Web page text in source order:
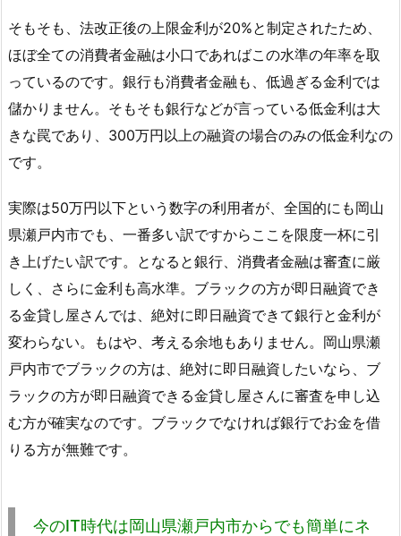
そもそも、法改正後の上限金利が20%と制定されたため、
ほぼ全ての消費者金融は小口であればこの水準の年率を取
っているのです。銀行も消費者金融も、低過ぎる金利では
儲かりません。そもそも銀行などが言っている低金利は大
きな罠であり、300万円以上の融資の場合のみの低金利なの
です。
実際は50万円以下という数字の利用者が、全国的にも岡山
県瀬戸内市でも、一番多い訳ですからここを限度一杯に引
き上げたい訳です。となると銀行、消費者金融は審査に厳
しく、さらに金利も高水準。ブラックの方が即日融資でき
る金貸し屋さんでは、絶対に即日融資できて銀行と金利が
変わらない。もはや、考える余地もありません。岡山県瀬
戸内市でブラックの方は、絶対に即日融資したいなら、ブ
ラックの方が即日融資できる金貸し屋さんに審査を申し込
む方が確実なのです。ブラックでなければ銀行でお金を借
りる方が無難です。
今のIT時代は岡山県瀬戸内市からでも簡単にネ